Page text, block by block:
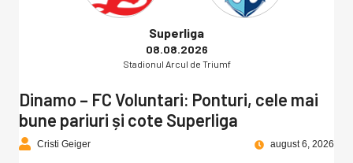
Superliga
08.08.2026
Stadionul Arcul de Triumf
Dinamo – FC Voluntari: Ponturi, cele mai
bune pariuri și cote Superliga
Cristi Geiger august 6, 2026